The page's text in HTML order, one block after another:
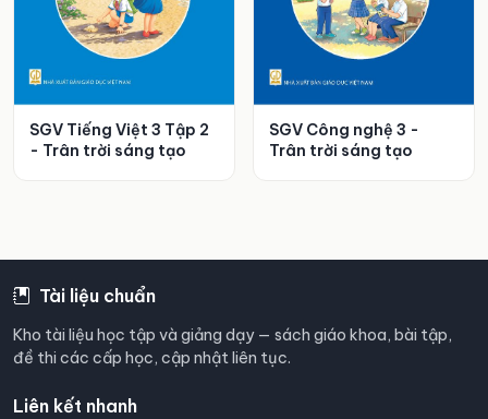
SGV Tiếng Việt 3 Tập 2
- Trân trời sáng tạo
SGV Công nghệ 3 -
Trân trời sáng tạo
Tài liệu chuẩn
Kho tài liệu học tập và giảng dạy — sách giáo khoa, bài tập,
đề thi các cấp học, cập nhật liên tục.
Liên kết nhanh